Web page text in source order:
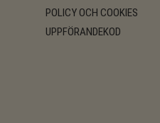
POLICY OCH COOKIES
UPPFÖRANDEKOD